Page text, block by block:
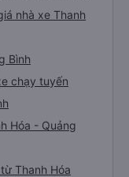
nhà xe Thanh
Bình
chạy tuyến
Hóa - Quảng
Thanh Hóa